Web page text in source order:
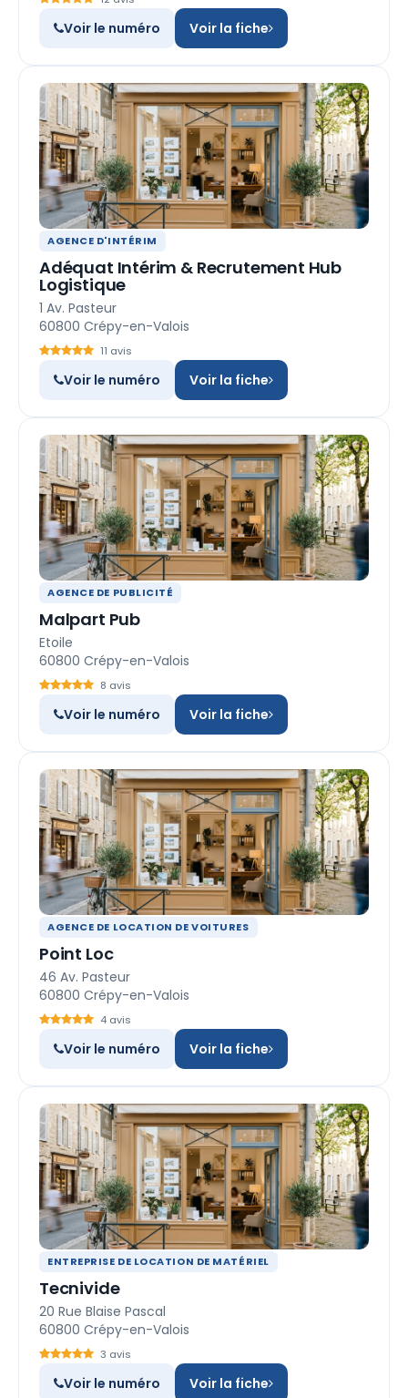
Voir le numéro Voir la fiche
AGENCE D'INTÉRIM
Adéquat Intérim & Recrutement Hub
Logistique
1 Av. Pasteur
60800 Crépy-en-Valois
11 avis
Voir le numéro Voir la fiche
AGENCE DE PUBLICITÉ
Malpart Pub
Etoile
60800 Crépy-en-Valois
8 avis
Voir le numéro Voir la fiche
AGENCE DE LOCATION DE VOITURES
Point Loc
46 Av. Pasteur
60800 Crépy-en-Valois
4 avis
Voir le numéro Voir la fiche
ENTREPRISE DE LOCATION DE MATÉRIEL
Tecnivide
20 Rue Blaise Pascal
60800 Crépy-en-Valois
3 avis
Voir le numéro Voir la fiche